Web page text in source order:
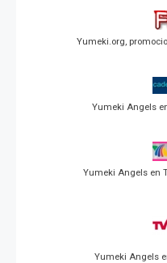
Yumeki.org,
Yumeki Angels
Yumeki Angels en
Yumeki Angels